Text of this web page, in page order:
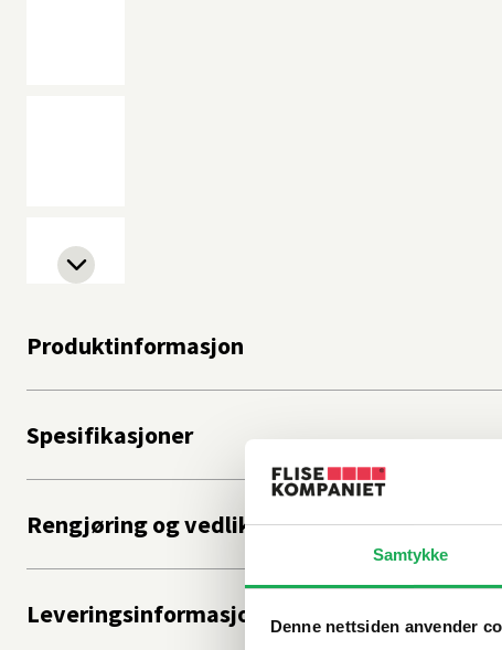
Samtykke
Denne nettsiden anvender
Produktinformasjon
Spesifikasjoner
Rengjøring og vedlikehold
Leveringsinformasjon